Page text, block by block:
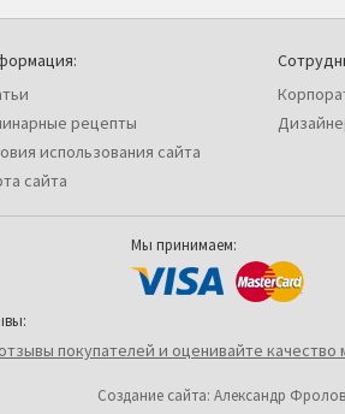
рецепты
использования сайта
сайта
Мы принимаем:
Создание сайта: Александр